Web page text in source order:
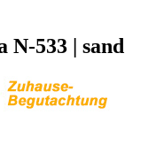
533 | sand